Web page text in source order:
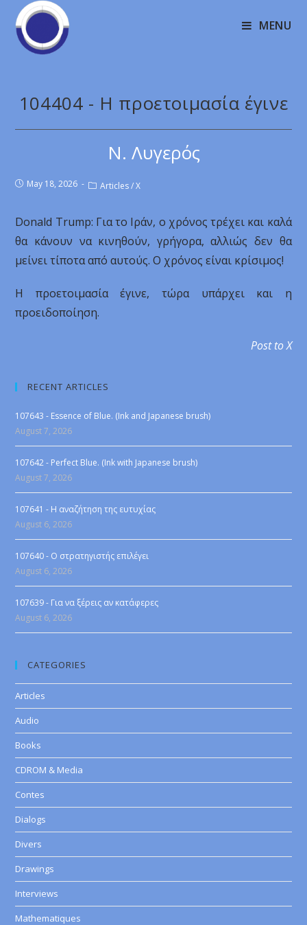
MENU
104404 - Η προετοιμασία έγινε
Ν. Λυγερός
May 18, 2026 Articles / X
Donald Trump: Για το Ιράν, ο χρόνος τρέχει και καλά
θα κάνουν να κινηθούν, γρήγορα, αλλιώς δεν θα
μείνει τίποτα από αυτούς. Ο χρόνος είναι κρίσιμος!
Η προετοιμασία έγινε, τώρα υπάρχει και η
προειδοποίηση.
Post to X
RECENT ARTICLES
107643 - Essence of Blue. (Ink and Japanese brush)
August 7, 2026
107642 - Perfect Blue. (Ink with Japanese brush)
August 7, 2026
107641 - Η αναζήτηση της ευτυχίας
August 6, 2026
107640 - Ο στρατηγιστής επιλέγει
August 6, 2026
107639 - Για να ξέρεις αν κατάφερες
August 6, 2026
CATEGORIES
Articles
Audio
Books
CDROM & Media
Contes
Dialogs
Divers
Drawings
Interviews
Mathematiques